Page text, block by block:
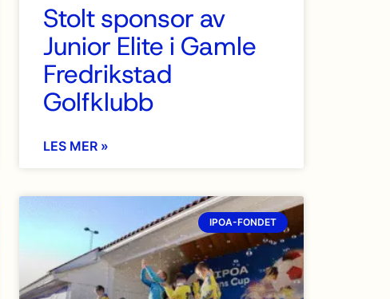
Stolt sponsor av
Junior Elite i Gamle
Fredrikstad
Golfklubb
LES MER »
IPOA-FONDET